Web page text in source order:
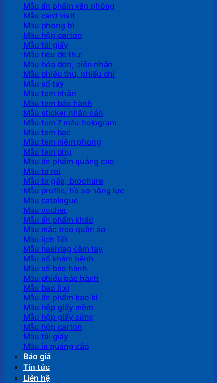
Mẫu ấn phẩm văn phòng
Mẫu card visit
Mẫu phong bì
Mẫu hộp carton
Mẫu túi giấy
Mẫu tiêu đề thư
Mẫu hóa đơn, biên nhận
Mẫu phiếu thu, phiếu chi
Mẫu sổ tay
Mẫu tem nhãn
Mẫu tem bảo hành
Mẫu sticker nhãn dán
Mẫu tem 7 màu hologram
Mẫu tem bạc
Mẫu tem niêm phong
Mẫu tem phụ
Mẫu ấn phẩm quảng cáo
Mẫu tờ rơi
Mẫu tờ gấp, brochure
Mẫu profile, hồ sơ năng lực
Mẫu catalogue
Mẫu vocher
Mẫu ấn phẩm khác
Mẫu mác treo quần áo
Mẫu lịch Tết
Mẫu hashtag cầm tay
Mẫu sổ khám bệnh
Mẫu sổ bảo hành
Mẫu phiếu bảo hành
Mẫu bao lì xì
Mẫu ấn phẩm bao bì
Mẫu hộp giấy mềm
Mẫu hộp giấy cứng
Mẫu hộp carton
Mẫu túi giấy
Mẫu in quảng cáo
Báo giá
Tin tức
Liên hệ